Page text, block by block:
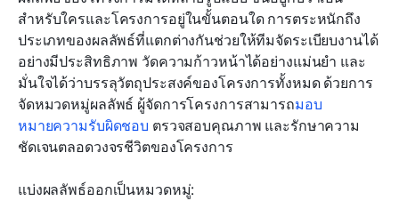
สำหรับใครและโครงการอยู่ในขั้นตอนใด การตระหนักถึง
ประเภทของผลลัพธ์ที่แตกต่างกันช่วยให้ทีมจัดระเบียบงานได้
อย่างมีประสิทธิภาพ วัดความก้าวหน้าได้อย่างแม่นยำ และ
มั่นใจได้ว่าบรรลุวัตถุประสงค์ของโครงการทั้งหมด ด้วยการ
จัดหมวดหมู่ผลลัพธ์ ผู้จัดการโครงการสามารถมอบ
หมายความรับผิดชอบ ตรวจสอบคุณภาพ และรักษาความ
ชัดเจนตลอดวงจรชีวิตของโครงการ
แบ่งผลลัพธ์ออกเป็นหมวดหมู่: